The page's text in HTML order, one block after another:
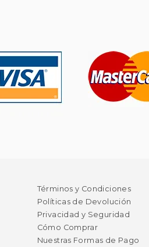
Términos y Condiciones
Políticas de Devolución
Privacidad y Seguridad
Cómo Comprar
Nuestras Formas de Pago